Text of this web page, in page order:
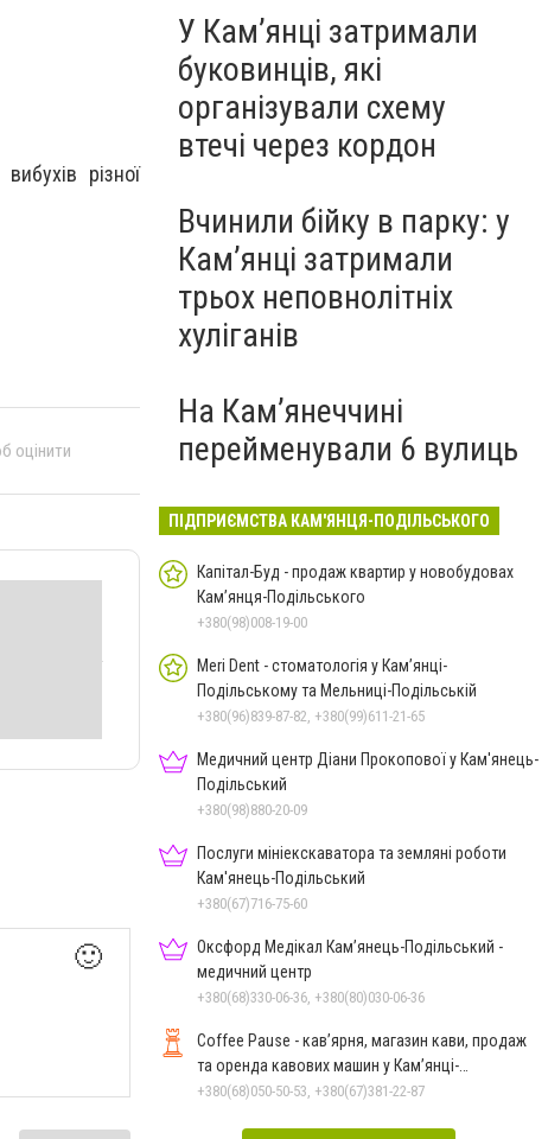
різної
оцінити
🙂
У Кам’янці затримали
буковинців, які
організували схему
втечі через кордон
Вчинили бійку в парку: у
Кам’янці затримали
трьох неповнолітніх
хуліганів
На Камʼянеччині
перейменували 6 вулиць
ПІДПРИЄМСТВА КАМ'ЯНЦЯ-ПОДІЛЬСЬКОГО
Капітал-Буд - продаж квартир у новобудовах
Кам’янця-Подільського
+380(98)008-19-00
Meri Dent - стоматологія у Кам’янці-
Подільському та Мельниці-Подільській
+380(96)839-87-82, +380(99)611-21-65
Медичний центр Діани Прокопової у Кам'янець-
Подільський
+380(98)880-20-09
Послуги мініекскаватора та земляні роботи
Кам'янець-Подільський
+380(67)716-75-60
Оксфорд Медікал Кам’янець-Подільський -
медичний центр
+380(68)330-06-36, +380(80)030-06-36
Coffee Pause - кав’ярня, магазин кави, продаж
та оренда кавових машин у Кам’янці-
Подільському
+380(68)050-50-53, +380(67)381-22-87